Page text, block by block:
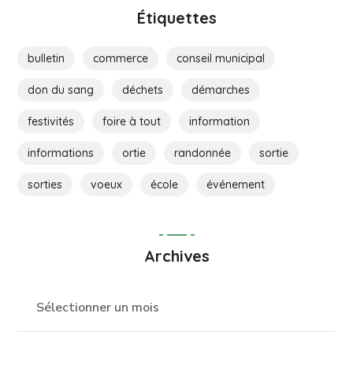
Étiquettes
bulletin commerce conseil municipal
don du sang déchets démarches
festivités foire à tout information
informations ortie randonnée sortie
sorties voeux école événement
Archives